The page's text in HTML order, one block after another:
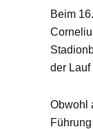
Beim
der
Obwohl